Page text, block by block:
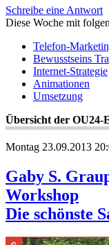
Schreibe eine Antwort
Diese Woche mit
Telefon-
Bewusstseins
Internet-Strategie
Animationen
Umsetzung
Übersicht der OU24-
Montag 23.09.2013
Gaby S.
Workshop
Die schönste